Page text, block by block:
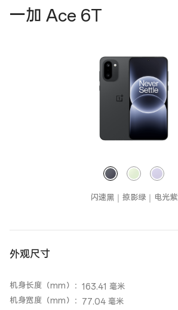
规
一加 Ace 6T
闪速黑｜掠影绿｜电光紫
外观尺寸
机身长度（mm） ： 163.41 毫米
机身宽度（mm） ： 77.04 毫米